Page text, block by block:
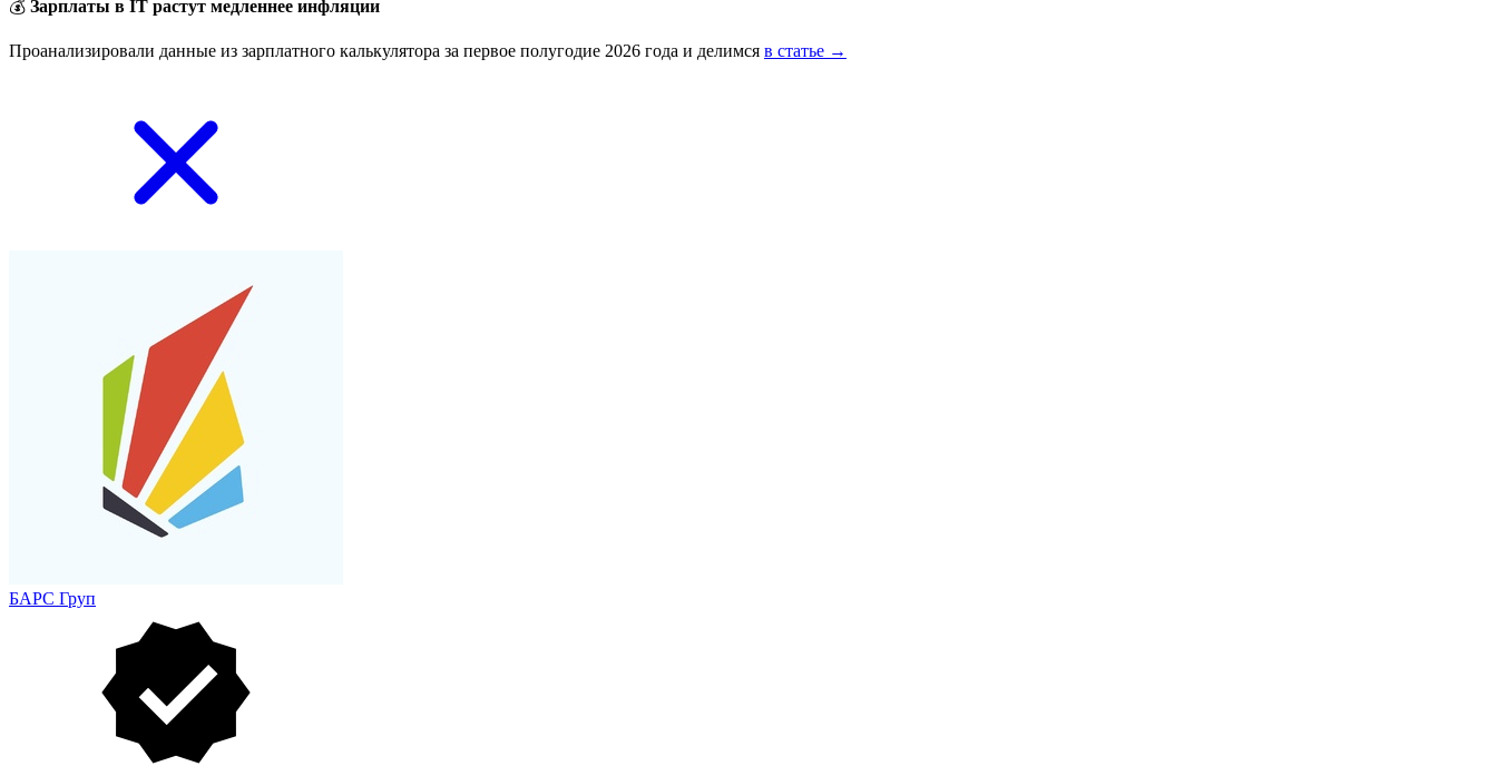
💰 Зарплаты в IT растут медленнее инфляции
Проанализировали данные из зарплатного калькулятора за первое полугодие 2026 года и делимся в статье →
БАРС Груп